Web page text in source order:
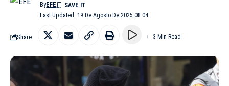
Last Updated: 19 De Agosto De 2025 08:04
ByEFE
Share 3 Min Read